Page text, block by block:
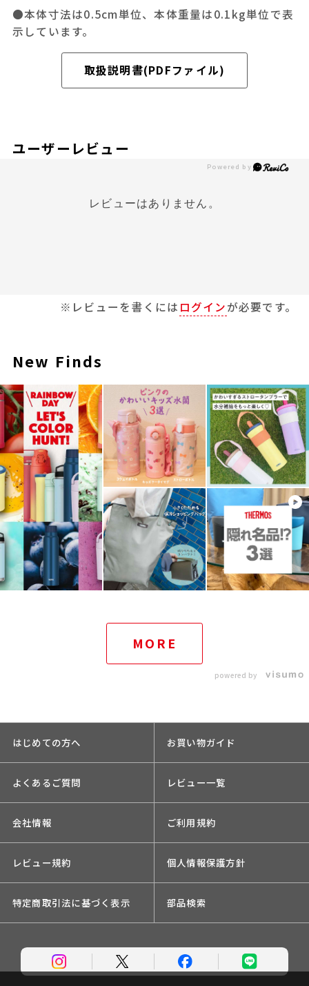
●本体寸法は0.5cm単位、本体重量は0.1kg単位で表
示しています。
取扱説明書(PDFファイル)
ユーザーレビュー
レビューはありません。
※レビューを書くには ログインが必要です。
New Finds
MORE
powered by
はじめての方へ お買い物ガイド
よくあるご質問 レビュー一覧
会社情報 ご利用規約
レビュー規約 個人情報保護方針
特定商取引法に基づく表示 部品検索